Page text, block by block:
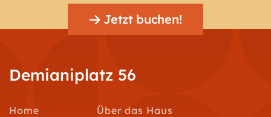
Jetzt buchen!
Demianiplatz 56
Home
Über das Haus